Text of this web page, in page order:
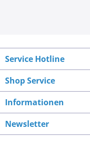
Service Hotline
Shop Service
Informationen
Newsletter